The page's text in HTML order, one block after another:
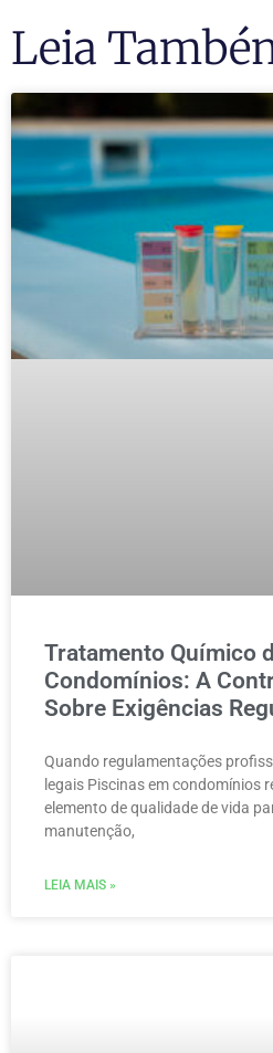
Leia
Tratamento Químico
Condomínios: A
Sobre Exigências
Quando regulamentações
legais Piscinas em condomínios
elemento de qualidade de vida
manutenção,
LEIA MAIS »